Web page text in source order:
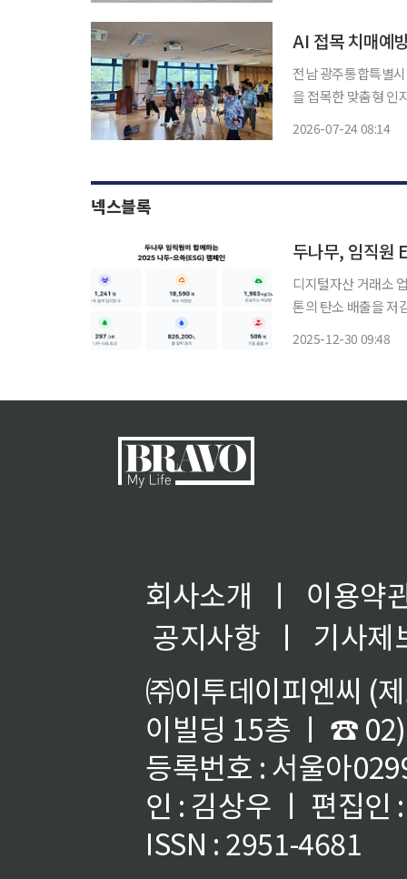
AI 접목 치매예
전남 광주통합특별시 고
을 접목한 맞춤형 인지재활
2026-07-24 08:14
넥스블록
두나무, 임직원
디지털자산 거래소
톤의 탄소 배출을 저감했다고 밝혔다. 두나무는 30
2025-12-30 09:48
회사소개 ㅣ
이용약
공지사항
ㅣ
기사제
㈜이투데이피엔씨 (
이빌딩 15층 ㅣ ☎
등록번호 : 서울아
인 : 김상우 ㅣ 편집인
ISSN : 2951-4681